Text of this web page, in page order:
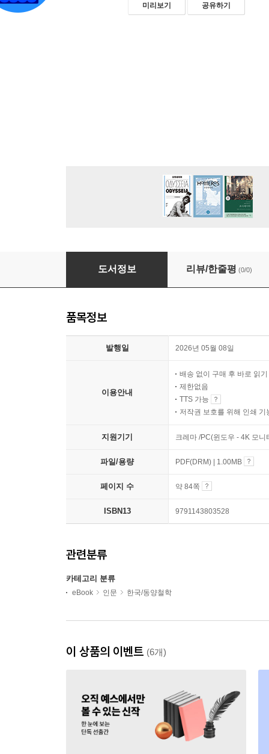
미리보기 공유하기
내 안의 별을 깨워라 1
도서정보 리뷰/한줄평 (0/0)
품목정보
발행일 2026년 05월 08일
이용안내
배송 없이 구매 후 바로 읽기
제한없음
TTS 가능
저작권 보호를 위해 인쇄 기
지원기기 크레마 /PC(윈도우 - 4K 모
파일/용량 PDF(DRM) | 1.00MB
페이지 수 약 84쪽
ISBN13 9791143803528
관련분류
카테고리 분류
eBook 인문 한국/동양철학
이 상품의 이벤트 (6개)